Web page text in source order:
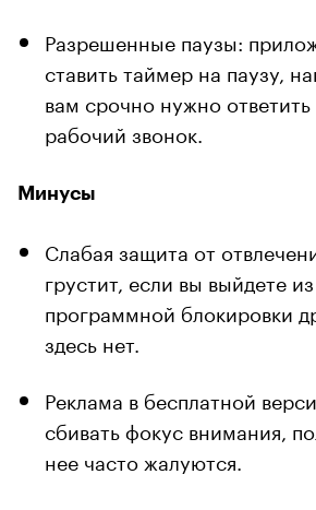
Разрешенные паузы:
ставить таймер на паузу,
вам срочно нужно
рабочий звонок.
Минусы
Слабая защита от
грустит, если вы выйдете
программной блокировки
здесь нет.
Реклама в бесплатной
сбивать фокус внимания,
нее часто жалуются.